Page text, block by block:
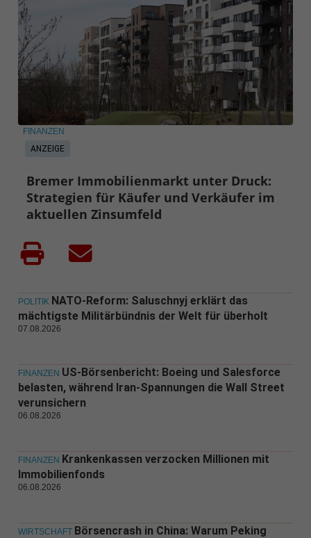
ANZEIGE
FINANZEN
Bremer Immobilienmarkt unter Druck:
Strategien für Käufer und Verkäufer im
aktuellen Zinsumfeld
POLITIK NATO-Reform: Saluschnyj erklärt das
mächtigste Militärbündnis der Welt für überholt
07.08.2026
FINANZEN US-Börsenbericht: Boeing und Salesforce
belasten, während Iran-Spannungen die Wall Street
verunsichern
06.08.2026
FINANZEN Krankenkassen verzocken Millionen mit
Immobilienfonds
06.08.2026
WIRTSCHAFT Börsencrash in China: Warum Peking